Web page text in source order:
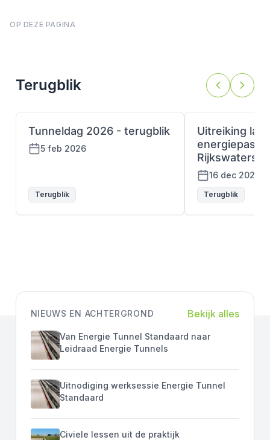
OP DEZE PAGINA
Terugblik
Tunneldag 2026 - terugblik
5 feb 2026
Terugblik
Uitreiking
16 dec 2025
Terugblik
NIEUWS EN ACHTERGROND Bekijk alles
Van Energie Tunnel Standaard naar
Leidraad Energie Tunnels
Uitnodiging werksessie Energie Tunnel
Standaard
Civiele lessen uit de praktijk